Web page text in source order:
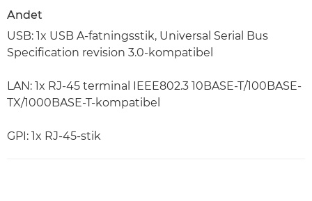
Andet
USB: 1x USB A-fatningsstik, Universal Serial Bus
Specification revision 3.0-kompatibel
LAN: 1x RJ-45 terminal IEEE802.3 10BASE-T/100BASE-
TX/1000BASE-T-kompatibel
GPI: 1x RJ-45-stik